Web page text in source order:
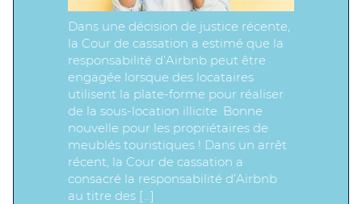
Dans une décision de justice récente,
la Cour de cassation a estimé que la
responsabilité d’Airbnb peut être
engagée lorsque des locataires
utilisent la plate-forme pour réaliser
de la sous-location illicite. Bonne
nouvelle pour les propriétaires de
meublés touristiques ! Dans un arrêt
récent, la Cour de cassation a
consacré la responsabilité d’Airbnb
au titre des […]